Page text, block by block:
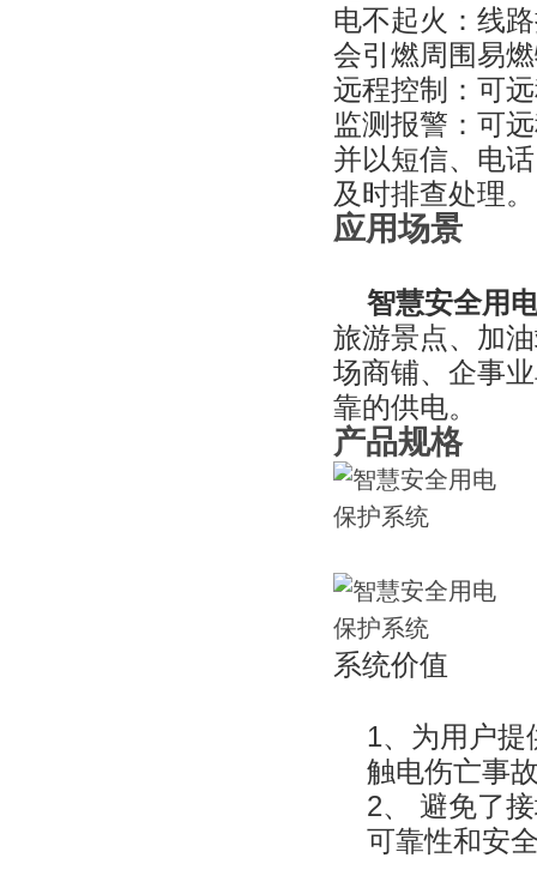
电不起火：线
会引燃周围易
远程控制：可
监测报警：可
并以短信、电
及时排查处理。
应用场景
智慧安全用
旅游景点、加
场商铺、企事
靠的供电。
产品规格
系统价值
1、为用户提
触电伤亡事
2、 避免了
可靠性和安